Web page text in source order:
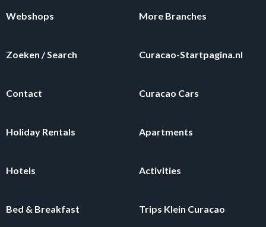
Webshops More Branches
Zoeken / Search Curacao-Startpagina.nl
Contact Curacao Cars
Holiday Rentals Apartments
Hotels Activities
Bed & Breakfast Trips Klein Curacao